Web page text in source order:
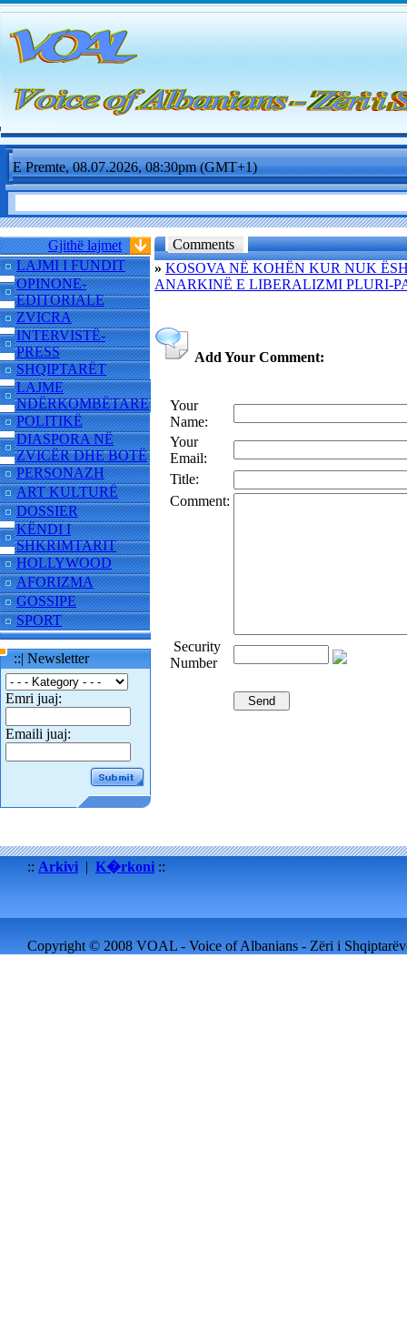
E Premte, 08.07.2026, 08:30pm (GMT+1)
Gjithë lajmet
LAJMI I FUNDIT
OPINONE-
EDITORIALE
ZVICRA
INTERVISTË-
PRESS
SHQIPTARËT
LAJME
NDËRKOMBËTARE
POLITIKË
DIASPORA NË
ZVICËR DHE BOTË
PERSONAZH
ART KULTURË
DOSSIER
KËNDI I
SHKRIMTARIT
HOLLYWOOD
AFORIZMA
GOSSIPE
SPORT
::| Newsletter
Emri juaj:
Emaili juaj:
Comments
» KOSOVA NË KOHËN KUR NUK
ANARKINË E LIBERALIZMI PLURI-
Add Your Comment:
Your
Name:
Your
Email:
Title:
Comment:
Security
Number
:: Arkivi | K�rkoni ::
Copyright © 2008 VOAL - Voice of Albanians - Zëri i